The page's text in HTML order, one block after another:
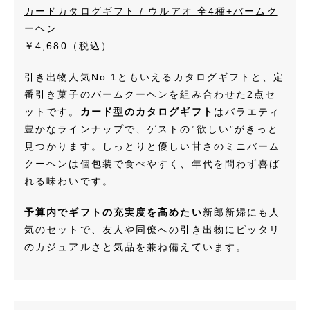
カードカタログギフト / ウルアオ 全4種+バームク
ーヘン
￥4,680
（税込）
引き出物人気No.1ともいえるカタログギフトと、定
番引き菓子のバームクーヘンを組み合わせた2点セ
ットです。 カード型のカタログギフト はバラエティ
豊かなラインナップで、ゲストの‟欲しい”がきっと
見つかります。しっとりと優しい甘さのミニバーム
クーヘンは個包装で食べやすく、年代を問わず喜ば
れる味わいです。
予算内でギフトの充実度を高めたい新郎新婦にも人
気のセットで、友人や同僚への引き出物にピッタリ
のカジュアルさと気品を兼ね備えています。